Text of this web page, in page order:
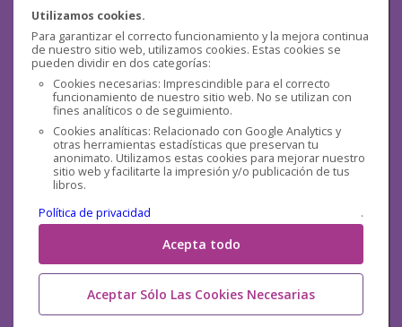
Utilizamos cookies.
Para garantizar el correcto funcionamiento y la mejora continua
de nuestro sitio web, utilizamos cookies. Estas cookies se
pueden dividir en dos categorías:
Cookies necesarias: Imprescindible para el correcto
funcionamiento de nuestro sitio web. No se utilizan con
fines analíticos o de seguimiento.
Cookies analíticas: Relacionado con Google Analytics y
otras herramientas estadísticas que preservan tu
anonimato. Utilizamos estas cookies para mejorar nuestro
sitio web y facilitarte la impresión y/o publicación de tus
libros.
Política de privacidad
.
Acepta todo
Aceptar Sólo Las Cookies Necesarias
Seguridad
Redes sociales